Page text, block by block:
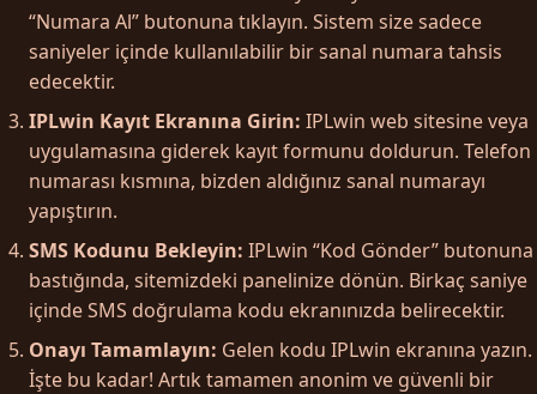
“Numara Al” butonuna tıklayın. Sistem size sadece
saniyeler içinde kullanılabilir bir sanal numara tahsis
edecektir.
IPLwin Kayıt Ekranına Girin: IPLwin web sitesine veya
uygulamasına giderek kayıt formunu doldurun. Telefon
numarası kısmına, bizden aldığınız sanal numarayı
yapıştırın.
SMS Kodunu Bekleyin: IPLwin “Kod Gönder” butonuna
bastığında, sitemizdeki panelinize dönün. Birkaç saniye
içinde SMS doğrulama kodu ekranınızda belirecektir.
Onayı Tamamlayın: Gelen kodu IPLwin ekranına yazın.
İşte bu kadar! Artık tamamen anonim ve güvenli bir